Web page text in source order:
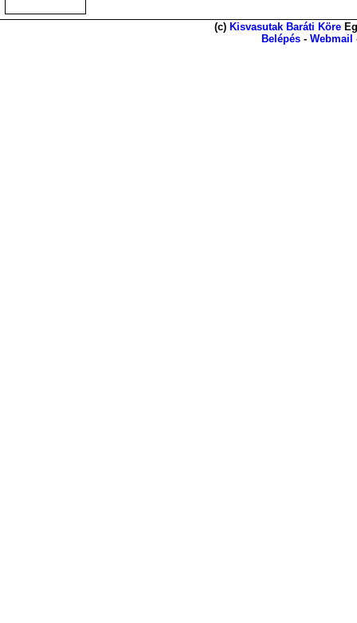
(c) Kisvasutak Baráti Köre
Belépés - Webmail